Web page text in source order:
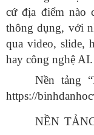
cứ địa điểm nào
thông dụng, với
qua video, slide,
hay công nghệ AI.
Nền tảng
https://
NỀN